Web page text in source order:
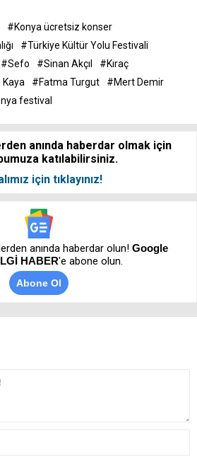
#Konya ücretsiz konser
#Türkiye Kültür Yolu Festivali
#Sefo #Sinan Akçıl
#Kıraç
#Fatma Turgut
#Mert Demir
festival
anında haberdar olmak için
katılabilirsiniz.
için tıklayınız!
anında haberdar olun! Google
HABER'e abone olun.
Abone Ol